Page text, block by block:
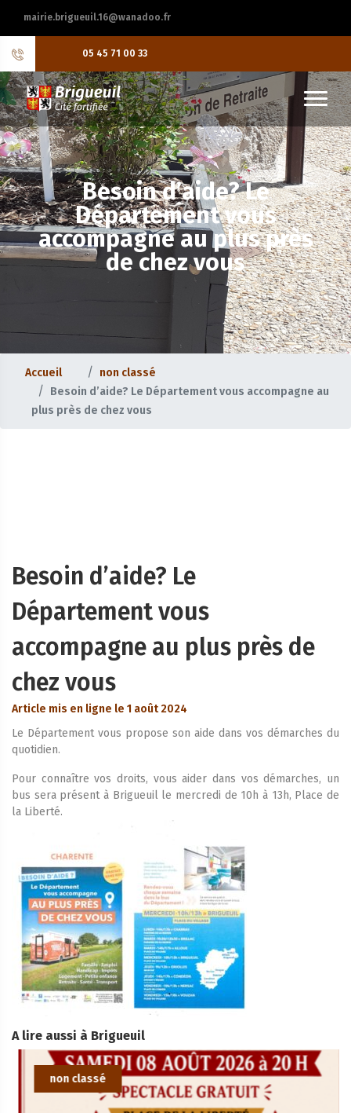
mairie.brigueuil.16@wanadoo.fr
05 45 71 00 33
Besoin d’aide? Le
Département vous
accompagne au plus près
de chez vous
Accueil
non classé
Besoin d’aide? Le Département vous accompagne au
plus près de chez vous
Besoin d’aide? Le
Département vous
accompagne au plus près de
chez vous
Article mis en ligne le 1 août 2024
Le Département vous propose son aide dans vos démarches du
quotidien.
Pour connaître vos droits, vous aider dans vos démarches, un
bus sera présent à Brigueuil le mercredi de 10h à 13h, Place de
la Liberté.
A lire aussi à Brigueuil
non classé